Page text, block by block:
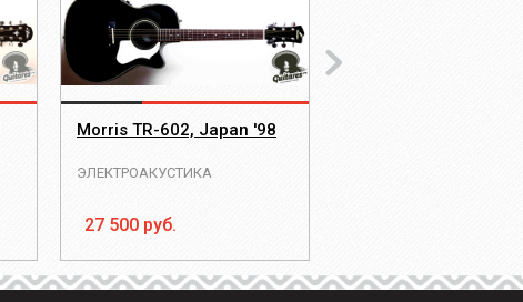
Morris TR-602, Japan '98
ЭЛЕКТРОАКУСТИКА
27 500 руб.